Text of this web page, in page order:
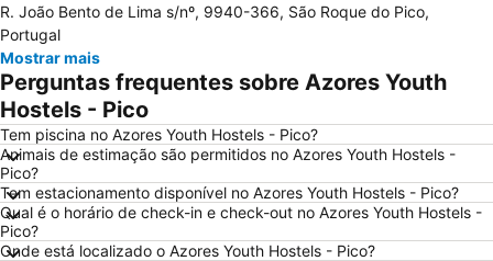
R. João Bento de Lima s/nº, 9940-366, São Roque do Pico,
Portugal
Mostrar mais
Perguntas frequentes sobre Azores Youth
Hostels - Pico
Tem piscina no Azores Youth Hostels - Pico?
Animais de estimação são permitidos no Azores Youth Hostels -
Pico?
Tem estacionamento disponível no Azores Youth Hostels - Pico?
Qual é o horário de check-in e check-out no Azores Youth Hostels -
Pico?
Onde está localizado o Azores Youth Hostels - Pico?